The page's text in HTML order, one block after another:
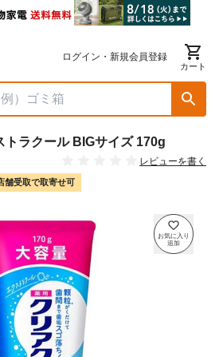
ログイン・新規会員登録
カート
トラクール BIGサイズ 170g
レビューを書く
舗受取で取寄せ可